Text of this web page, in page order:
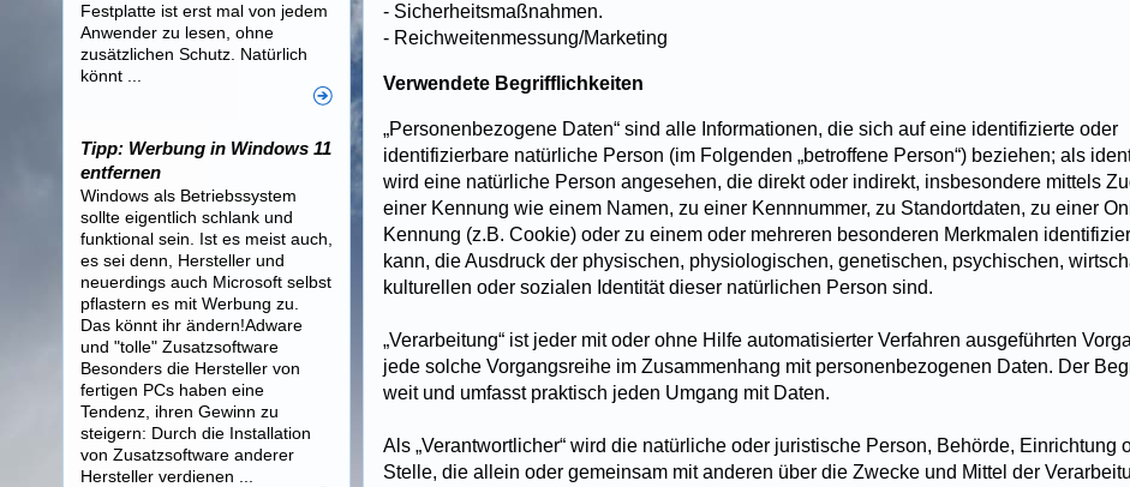
- Sicherheitsmaßnahmen.
- Reichweitenmessung/Marketing
Verwendete Begrifflichkeiten
„Personenbezogene Daten“ sind alle Informationen, die sich auf eine identifizierte oder
identifizierbare natürliche Person (im Folgenden „betroffene Person“) beziehen; als
wird eine natürliche Person angesehen, die direkt oder indirekt, insbesondere mittels
einer Kennung wie einem Namen, zu einer Kennnummer, zu Standortdaten, zu einer
Kennung (z.B. Cookie) oder zu einem oder mehreren besonderen Merkmalen
kann, die Ausdruck der physischen, physiologischen, genetischen, psychischen,
kulturellen oder sozialen Identität dieser natürlichen Person sind.
„Verarbeitung“ ist jeder mit oder ohne Hilfe automatisierter Verfahren ausgeführten
jede solche Vorgangsreihe im Zusammenhang mit personenbezogenen Daten. Der
weit und umfasst praktisch jeden Umgang mit Daten.
Als „Verantwortlicher“ wird die natürliche oder juristische Person, Behörde, Einrichtung
Stelle, die allein oder gemeinsam mit anderen über die Zwecke und Mittel der
Festplatte ist erst mal von jedem
Anwender zu lesen, ohne
zusätzlichen Schutz. Natürlich
könnt ...
Tipp: Werbung in Windows 11
entfernen
Windows als Betriebssystem
sollte eigentlich schlank und
funktional sein. Ist es meist auch,
es sei denn, Hersteller und
neuerdings auch Microsoft selbst
pflastern es mit Werbung zu.
Das könnt ihr ändern!Adware
und "tolle" Zusatzsoftware
Besonders die Hersteller von
fertigen PCs haben eine
Tendenz, ihren Gewinn zu
steigern: Durch die Installation
von Zusatzsoftware anderer
Hersteller verdienen ...